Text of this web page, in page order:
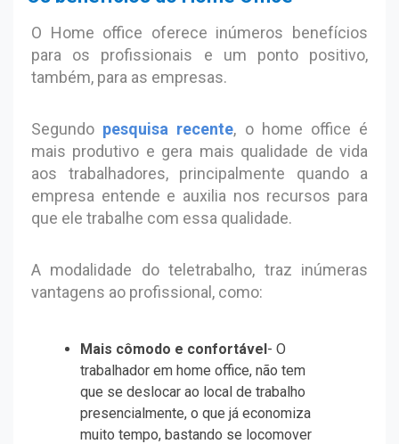
O Home office oferece inúmeros benefícios
para os profissionais e um ponto positivo,
também, para as empresas.
Segundo pesquisa recente, o home office é
mais produtivo e gera mais qualidade de vida
aos trabalhadores, principalmente quando a
empresa entende e auxilia nos recursos para
que ele trabalhe com essa qualidade.
A modalidade do teletrabalho, traz inúmeras
vantagens ao profissional, como:
Mais cômodo e confortável- O
trabalhador em home office, não tem
que se deslocar ao local de trabalho
presencialmente, o que já economiza
muito tempo, bastando se locomover